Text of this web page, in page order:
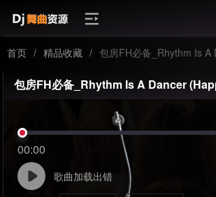
首页 / 精品收藏 / 包房FH必备_Rhythm Is A Dancer
00:00
歌曲加载出错